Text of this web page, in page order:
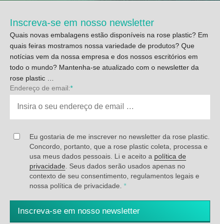
Inscreva-se em nosso newsletter
Quais novas embalagens estão disponíveis na rose plastic? Em
quais feiras mostramos nossa variedade de produtos? Que
notícias vem da nossa empresa e dos nossos escritórios em
todo o mundo? Mantenha-se atualizado com o newsletter da
rose plastic …
Endereço de email:*
Eu gostaria de me inscrever no newsletter da rose plastic.
Concordo, portanto, que a rose plastic coleta, processa e
usa meus dados pessoais. Li e aceito a política de
privacidade. Seus dados serão usados apenas no
contexto de seu consentimento, regulamentos legais e
nossa política de privacidade. *
Inscreva-se em nosso newsletter